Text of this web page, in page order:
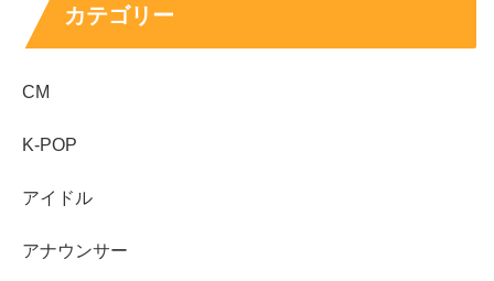
反対に、大型キャンペーンが重なったり、SNS案件が継
続したりすると
結論としては、
えておくと、男性の言動がどう刺さるか見えやすくなりま
カテゴリー
CM
K-POP
アイドル
アナウンサー